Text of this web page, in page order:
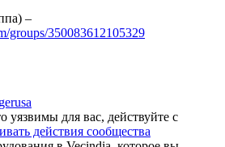
–
groups/350083612105329
уязвимы для вас, действуйте с
действия сообщества